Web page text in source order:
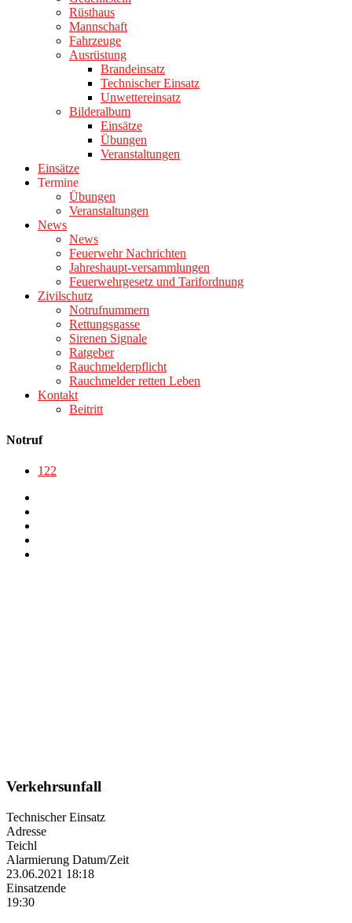
Rüsthaus
Mannschaft
Fahrzeuge
Ausrüstung
Brandeinsatz
Technischer Einsatz
Unwettereinsatz
Bilderalbum
Einsätze
Übungen
Veranstaltungen
Einsätze
Termine
Übungen
Veranstaltungen
News
News
Feuerwehr Nachrichten
Jahreshaupt-versammlungen
Feuerwehrgesetz und Tarifordnung
Zivilschutz
Notrufnummern
Rettungsgasse
Sirenen Signale
Ratgeber
Rauchmelderpflicht
Rauchmelder retten Leben
Kontakt
Beitritt
Notruf
122
Verkehrsunfall
Technischer Einsatz
Adresse
Teichl
Alarmierung Datum/Zeit
23.06.2021 18:18
Einsatzende
19:30